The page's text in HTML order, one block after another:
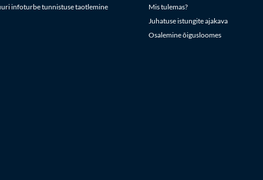
infoturbe tunnistuse taotlemine
Mis tulemas?
Juhatuse istungite ajakava
Osalemine õigusloomes